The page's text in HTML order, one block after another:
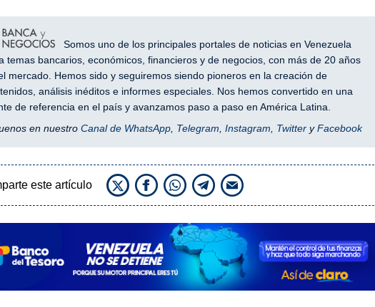
Somos uno de los principales portales de noticias en Venezuela
temas bancarios, económicos, financieros y de negocios, con más de 20 años
mercado. Hemos sido y seguiremos siendo pioneros en la creación de
análisis inéditos e informes especiales. Nos hemos convertido en una
de referencia en el país y avanzamos paso a paso en América Latina.
en nuestro Canal de WhatsApp, Telegram Instagram TwitteryFacebook
este artículo